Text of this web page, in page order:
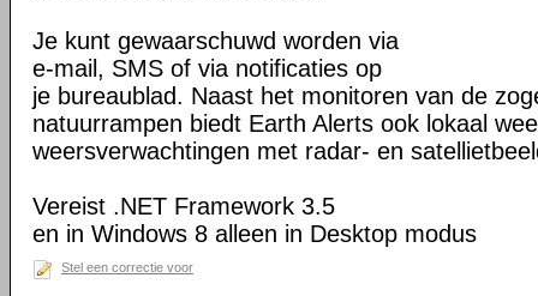
Je kunt gewaarschuwd worden via
e-mail, SMS of via notificaties op
je bureaublad. Naast het monitoren van de
natuurrampen biedt Earth Alerts ook lokaal
weersverwachtingen met radar- en
Vereist .NET Framework 3.5
en in Windows 8 alleen in Desktop modus
Stel een correctie voor